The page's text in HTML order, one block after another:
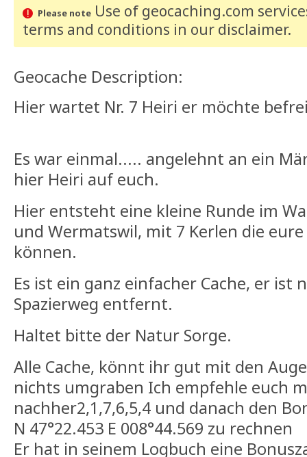
Please noteUse of geocaching.com
terms and conditions in our disclaimer.
Geocache Description:
Hier wartet Nr. 7 Heiri er möchte
Es war einmal..... angelehnt an ein
hier Heiri auf euch.
Hier entsteht eine kleine Runde im
und Wermatswil, mit 7 Kerlen die
können.
Es ist ein ganz einfacher Cache, er ist
Spazierweg entfernt.
Haltet bitte der Natur Sorge.
Alle Cache, könnt ihr gut mit den
nichts umgraben Ich empfehle euch
nachher2,1,7,6,5,4 und danach den
N 47°22.453 E 008°44.569 zu rechnen
Er hat in seinem Logbuch eine